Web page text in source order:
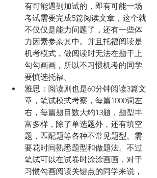
有可能遇到加试的，即有可能一场
考试需要完成5篇阅读文章，这个就
不仅仅是能力问题了，还有一些体
力因素参杂其中。并且托福阅读是
机考模式，做阅读时无法在题干上
勾勾画画，所以不习惯机考的同学
要慎选托福。
雅思：阅读则也是60分钟阅读3篇文
章，笔试模式考察，每篇1000词左
右，每篇题目数大约13题，题型丰
富多样，除了单选题外，还有填空
题，匹配题等各种不常见题型。需
要花时间熟悉题型和做题法。不过
笔试可以在试卷时涂涂画画，对于
习惯勾画阅读关键点的同学来说，